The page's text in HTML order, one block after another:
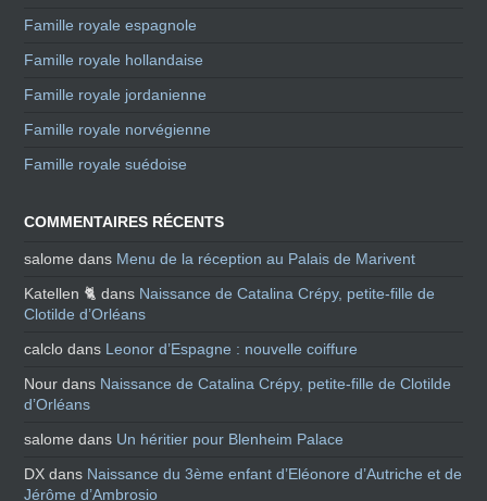
Famille royale espagnole
Famille royale hollandaise
Famille royale jordanienne
Famille royale norvégienne
Famille royale suédoise
COMMENTAIRES RÉCENTS
salome dans Menu de la réception au Palais de Marivent
Katellen 🐈 dans Naissance de Catalina Crépy, petite-fille de
Clotilde d’Orléans
calclo dans Leonor d’Espagne : nouvelle coiffure
Nour dans Naissance de Catalina Crépy, petite-fille de Clotilde
d’Orléans
salome dans Un héritier pour Blenheim Palace
DX dans Naissance du 3ème enfant d’Eléonore d’Autriche et de
Jérôme d’Ambrosio